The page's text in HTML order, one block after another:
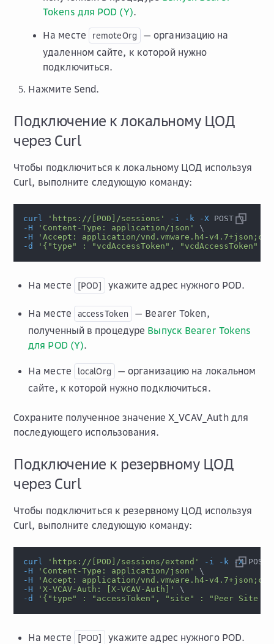
Tokens для POD (Y).
На месте
remoteOrg
— организацию на
удаленном сайте, к которой нужно
подключиться.
Нажмите Send.
Подключение к локальному ЦОД
через Curl
Чтобы подключиться к локальному ЦОД используя
Curl, выполните следующую команду:
curl 'https://[POD]/sessions' -i -k -X POST \
-H
'Content-Type: application/json'
\
-H
'Accept: application/vnd.vmware.h4-
-d
'{"type" : "vcdAccessToken",
На месте [POD] укажите адрес нужного POD.
На месте accessToken
— Bearer Token,
полученный в процедуре Выпуск Bearer Tokens
для POD (Y).
На месте localOrg
— организацию на локальном
сайте, к которой нужно подключиться.
Сохраните полученное значение X_VCAV_Authдля
последующего использования.
Подключение к резервному ЦОД
через Curl
Чтобы подключиться к резервному ЦОД используя
Curl, выполните следующую команду:
curl 'https://[POD]/sessions/extend' -i -k -X POST
-H
'Content-Type: application/json'
\
-H
'Accept: application/vnd.vmware.h4-
-H
'X-VCAV-Auth: [X-VCAV-Auth]'
\
-d
'{"type" : "accessToken", "site" : "Peer Site
На месте [POD] укажите адрес нужного POD.